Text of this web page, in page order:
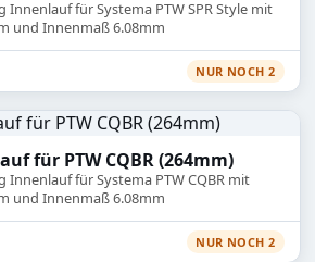
Innenlauf für Systema PTW SPR Style mit
und Innenmaß 6.08mm
NUR NOCH 2
für PTW CQBR (264mm)
Innenlauf für Systema PTW CQBR mit
und Innenmaß 6.08mm
NUR NOCH 2